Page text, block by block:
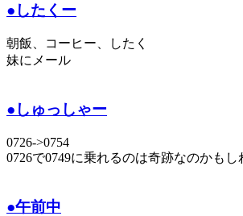
●したくー
朝飯、コーヒー、したく
妹にメール
●しゅっしゃー
0726->0754
0726で0749に乗れるのは奇跡なのかもし
●午前中